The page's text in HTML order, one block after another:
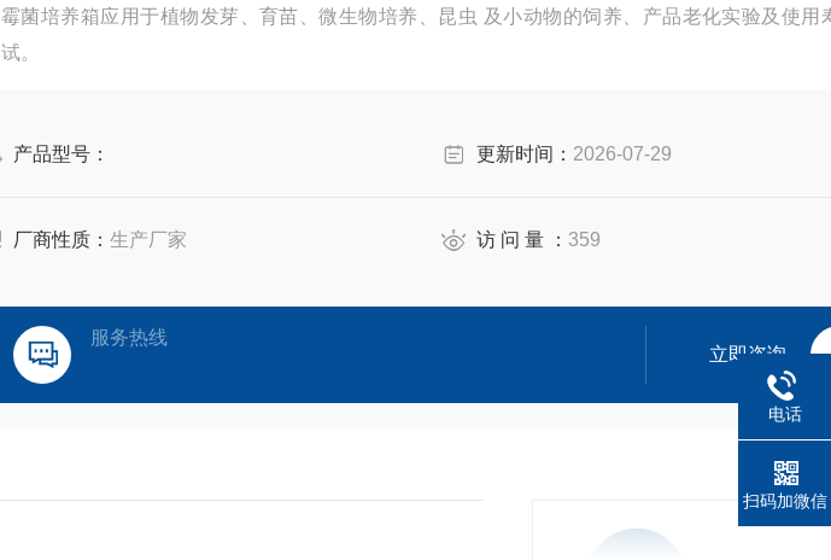
霉菌培养箱应用于植物发芽、育苗、微生物培养、昆虫 及小动物的饲养、产品老化实验及使用
试。
产品型号： 更新时间： 2026-07-29
厂商性质： 生产厂家 访 问 量 ：359
服务热线
立即咨询
电话
扫码加微信